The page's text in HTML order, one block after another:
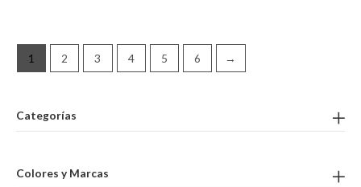
Categorías
Colores y Marcas
1 2 3 4 5 6 →